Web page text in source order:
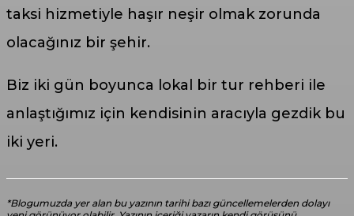
taksi hizmetiyle haşır neşir olmak zorunda
olacağınız bir şehir.
Biz iki gün boyunca lokal bir tur rehberi ile
anlaştığımız için kendisinin aracıyla gezdik bu
iki yeri.
*Blogumuzda yer alan bu yazının tarihi bazı güncellemelerden dolayı